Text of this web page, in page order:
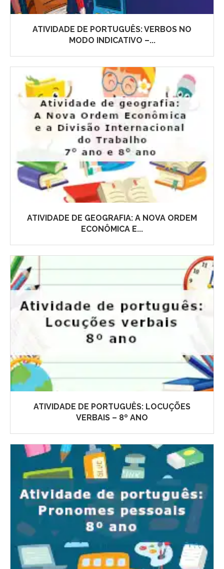
ATIVIDADE DE PORTUGUÊS: VERBOS NO
MODO INDICATIVO –...
ATIVIDADE DE GEOGRAFIA: A NOVA ORDEM
ECONÔMICA E...
ATIVIDADE DE PORTUGUÊS: LOCUÇÕES
VERBAIS – 8º ANO